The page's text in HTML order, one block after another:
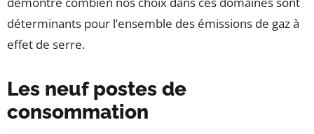
déterminants pour l’ensemble des émissions de gaz à
effet de serre.
Les neuf postes de
consommation